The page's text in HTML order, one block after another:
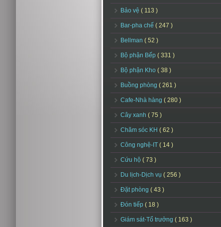
Bảo vệ ( 113 )
Bar-pha chế ( 247 )
Bellman ( 52 )
Bộ phận Bếp ( 331 )
Bộ phận Kho ( 38 )
Buồng phòng ( 261 )
Cafe-Nhà hàng ( 280 )
Cây xanh ( 75 )
Chăm sóc KH ( 62 )
Công nghệ-IT ( 14 )
Cứu hộ ( 73 )
Du lịch-Dịch vụ ( 256 )
Đặt phòng ( 43 )
Đón tiếp ( 18 )
Giám sát-Tổ trưởng ( 163 )